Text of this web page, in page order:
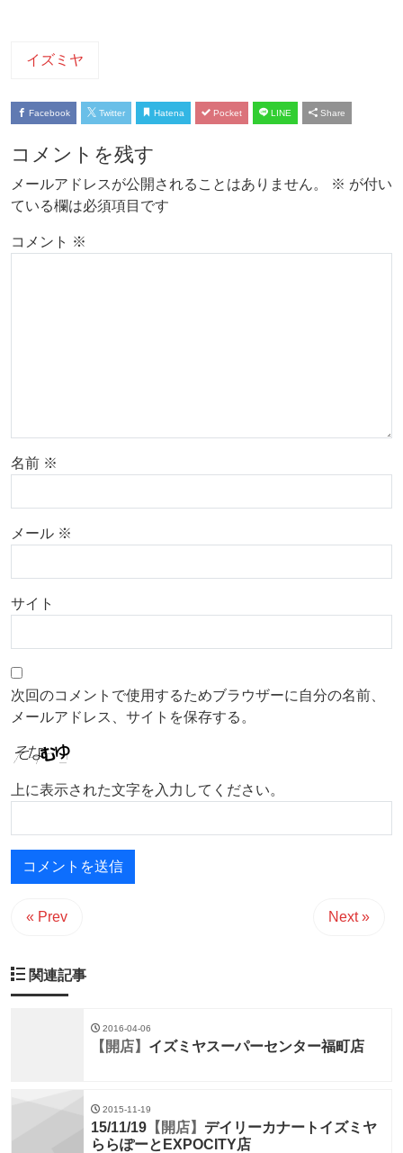
イズミヤ
Facebook Twitter Hatena Pocket LINE Share
コメントを残す
メールアドレスが公開されることはありません。 ※ が付い
ている欄は必須項目です
コメント ※
名前 ※
メール ※
サイト
次回のコメントで使用するためブラウザーに自分の名前、
メールアドレス、サイトを保存する。
上に表示された文字を入力してください。
« Prev Next »
関連記事
2016-04-06
【開店】 イズミヤスーパーセンター福町店
2015-11-19
15/11/19 【開店】 デイリーカナートイズミヤ
ららぽーとEXPOCITY店